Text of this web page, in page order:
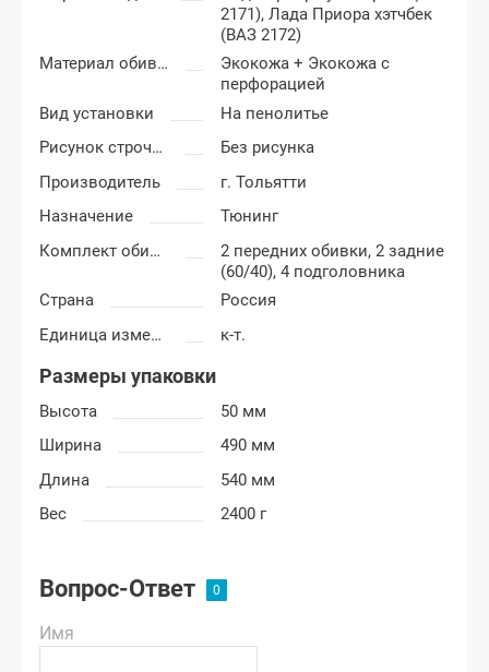
2171),Лада Приора хэтчбек
(ВАЗ 2172)
Материал обивки
Экокожа + Экокожа с
перфорацией
Вид установки
На пенолитье
Рисунок строчки
Без рисунка
Производитель
г. Тольятти
Назначение
Тюнинг
Комплект обивки
2 передних обивки, 2 задние
(60/40), 4 подголовника
Страна
Россия
Единица измерения
к-т.
Размеры упаковки
Высота
50 мм
Ширина
490 мм
Длина
540 мм
Вес
2400 г
Вопрос-Ответ
Имя